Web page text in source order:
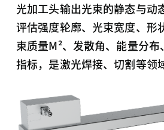
光加工头输出光束的静态与动
评估强度轮廓、光束宽度、形
束质量M²、发散角、能量分布
指标，是激光焊接、切割等领